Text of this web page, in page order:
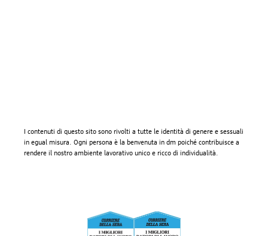
I contenuti di questo sito sono rivolti a tutte le identità di genere e sessuali
in egual misura. Ogni persona è la benvenuta in dm poiché contribuisce a
rendere il nostro ambiente lavorativo unico e ricco di individualità.